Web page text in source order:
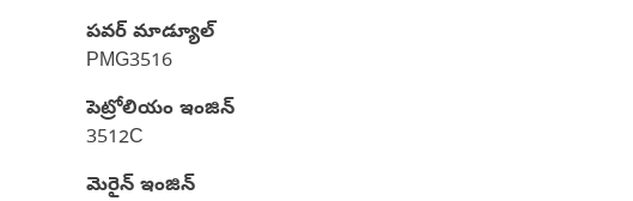
పవర్ మాడ్యూల్
PMG3516
పెట్రోలియం ఇంజిన్
3512C
మెరైన్ ఇంజిన్‌